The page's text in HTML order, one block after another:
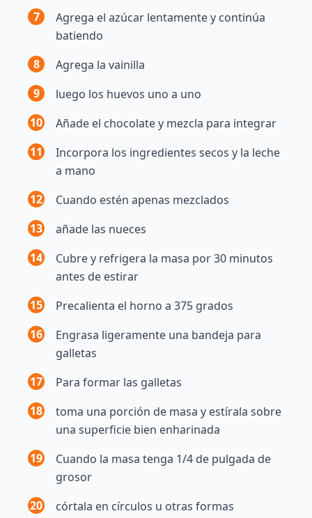
7
Agrega el azúcar lentamente y continúa
batiendo
8
Agrega la vainilla
9
luego los huevos uno a uno
10
Añade el chocolate y mezcla para integrar
11
Incorpora los ingredientes secos y la leche
a mano
12
Cuando estén apenas mezclados
13
añade las nueces
14
Cubre y refrigera la masa por 30 minutos
antes de estirar
15
Precalienta el horno a 375 grados
16
Engrasa ligeramente una bandeja para
galletas
17
Para formar las galletas
18
toma una porción de masa y estírala sobre
una superficie bien enharinada
19
Cuando la masa tenga 1/4 de pulgada de
grosor
20
córtala en círculos u otras formas